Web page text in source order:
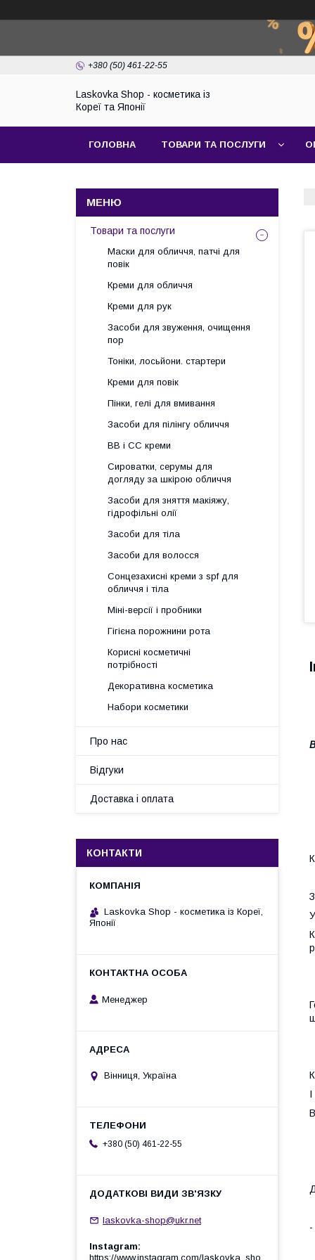
+380 (50) 461-22-55
Laskovka Shop - косметика із
Кореї та Японії
ГОЛОВНА ТОВАРИ ТА ПОСЛУГИ
-
Товари та послуги
Маски для обличчя, патчі для
повік
Креми для обличчя
Креми для рук
Засоби для звуження, очищення
пор
Тоніки, лосьйони. стартери
Креми для повік
Пінки, гелі для вмивання
Засоби для пілінгу обличчя
BB і СС креми
Сироватки, серумы для
догляду за шкірою обличчя
Засоби для зняття макіяжу,
гідрофільні олії
Засоби для тіла
Засоби для волосся
Сонцезахисні креми з spf для
обличчя і тіла
Міні-версії і пробники
Гігієна порожнини рота
Корисні косметичні
потрібності
Декоративна косметика
Набори косметики
Про нас
Відгуки
Доставка і оплата
КОНТАКТИ
Laskovka Shop - косметика із Кореї,
Японії
Менеджер
Вінниця, Україна
+380 (50) 461-22-55
laskovka-shop@ukr.net
Instagram
https://www.instagram.com/laskovka_sho